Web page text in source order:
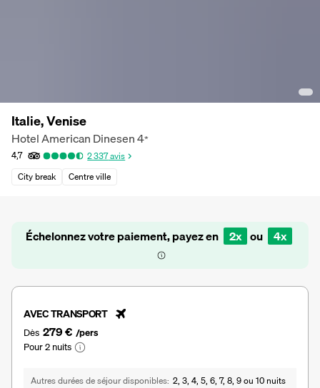
Italie, Venise
Hotel American Dinesen4*
4,7 2 337avis
City break
Centre ville
Échelonnez votre paiement, payez en 2x ou 4x
AVEC TRANSPORT
Dès 279 € /pers
Pour 2 nuits
Autres durées de séjour disponibles 2, 3, 4, 5, 6, 7, 8, 9 ou 10 nuits